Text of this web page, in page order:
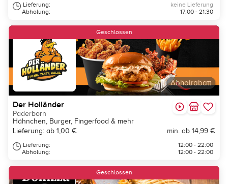
Lieferung:
Abholung:
keine Lieferung
17:00 - 21:30
Abholrabatt
Geschlossen
Der Holländer
Paderborn
Hähnchen, Burger, Fingerfood & mehr
Lieferung: ab 1,00 €
min. ab 14,99 €
Lieferung:
Abholung:
12:00 - 22:00
12:00 - 22:00
Geschlossen